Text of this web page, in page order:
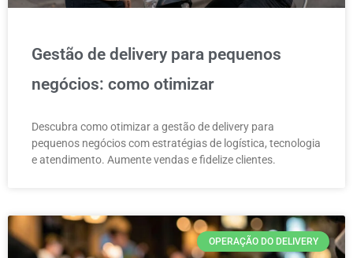
Gestão de delivery para pequenos
negócios: como otimizar
Descubra como otimizar a gestão de delivery para
pequenos negócios com estratégias de logística, tecnologia
e atendimento. Aumente vendas e fidelize clientes.
OPERAÇÃO DO DELIVERY